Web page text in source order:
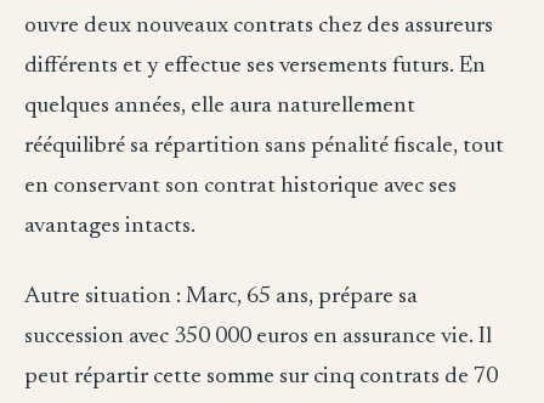
ouvre deux nouveaux contrats chez des assureurs
différents et y effectue ses versements futurs. En
quelques années, elle aura naturellement
rééquilibré sa répartition sans pénalité fiscale, tout
en conservant son contrat historique avec ses
avantages intacts.
Autre situation : Marc, 65 ans, prépare sa
succession avec 350 000 euros en assurance vie. Il
peut répartir cette somme sur cinq contrats de 70